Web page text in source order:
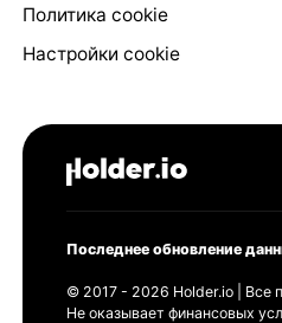
Политика cookie
Настройки cookie
Последнее обновление
© 2017 - 2026 Holder.io | Все
Не оказывает финансовых